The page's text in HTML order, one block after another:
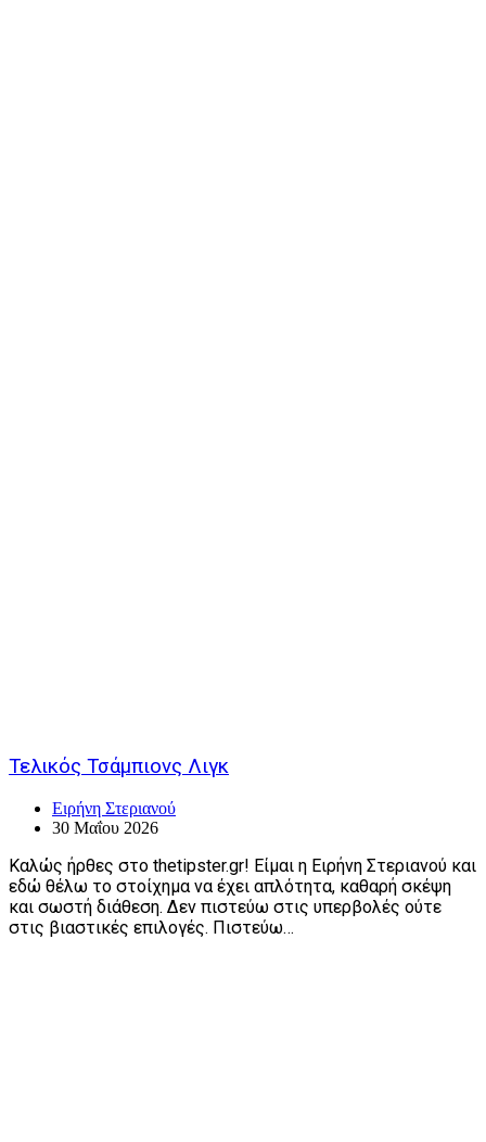
Τελικός Τσάμπιονς Λιγκ
Ειρήνη Στεριανού
30 Μαΐου 2026
Καλώς ήρθες στο thetipster.gr! Είμαι η Ειρήνη Στεριανού και
εδώ θέλω το στοίχημα να έχει απλότητα, καθαρή σκέψη
και σωστή διάθεση. Δεν πιστεύω στις υπερβολές ούτε
στις βιαστικές επιλογές. Πιστεύω…